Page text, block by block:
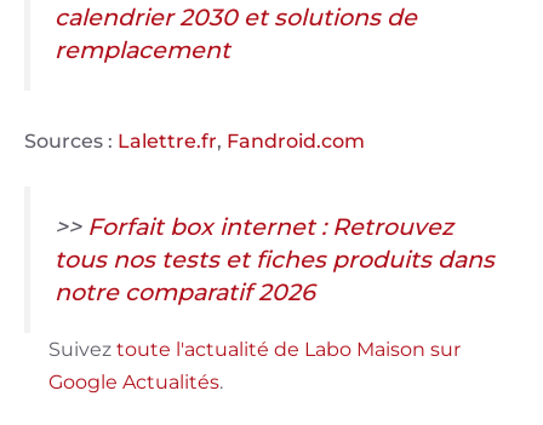
calendrier 2030 et solutions de
remplacement
Sources : Lalettre.fr, Fandroid.com
>> Forfait box internet : Retrouvez
tous nos tests et fiches produits dans
notre comparatif 2026
Suivez toute l'actualité de Labo Maison sur
Google Actualités.